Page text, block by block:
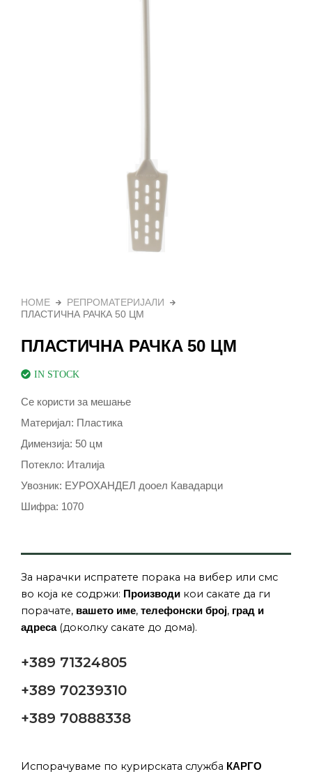
HOME
РЕПРОМАТЕРИЈАЛИ
ПЛАСТИЧНА РАЧКА 50 ЦМ
ПЛАСТИЧНА РАЧКА 50 ЦМ
IN STOCK
Се користи за мешање
Материјал: Пластика
Димензија: 50 цм
Потекло: Италија
Увозник: ЕУРОХАНДЕЛ дооел Кавадарци
Шифра: 1070
За нарачки испратете порака на вибер или смс
во која ке содржи: Производи кои сакате да ги
порачате, вашето име, телефонски број, град и
адреса(доколку сакате до дома).
+389 71324805
+389 70239310
+389 70888338
Испорачуваме по курирската служба КАРГО